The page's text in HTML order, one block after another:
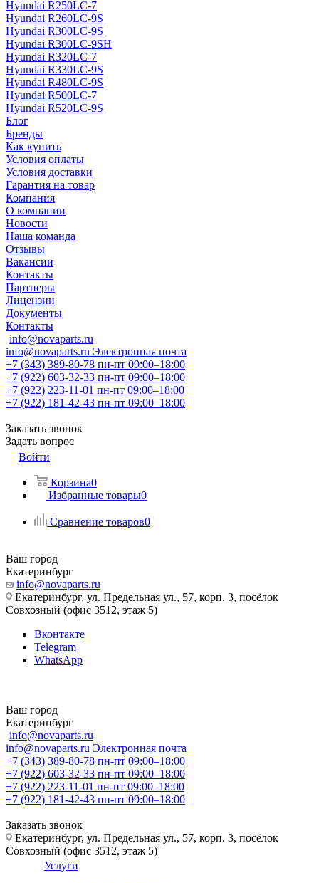
Hyundai R250LC-7
Hyundai R260LC-9S
Hyundai R300LC-9S
Hyundai R300LC-9SH
Hyundai R320LC-7
Hyundai R330LC-9S
Hyundai R480LC-9S
Hyundai R500LC-7
Hyundai R520LC-9S
Блог
Бренды
Как купить
Условия оплаты
Условия доставки
Гарантия на товар
Компания
О компании
Новости
Наша команда
Отзывы
Вакансии
Контакты
Партнеры
Лицензии
Документы
Контакты
info@novaparts.ru
info@novaparts.ru Электронная почта
+7 (343) 389-80-78 пн-пт 09:00–18:00
+7 (922) 603-32-33 пн-пт 09:00–18:00
+7 (922) 223-11-01 пн-пт 09:00–18:00
+7 (922) 181-42-43 пн-пт 09:00–18:00
Заказать звонок
Задать вопрос
Войти
Корзина0
Избранные товары0
Сравнение товаров0
Ваш город
Екатеринбург
info@novaparts.ru
Екатеринбург, ул. Предельная ул., 57, корп. 3, посёлок
Совхозный (офис 3512, этаж 5)
Вконтакте
Telegram
WhatsApp
Ваш город
Екатеринбург
info@novaparts.ru
info@novaparts.ru Электронная почта
+7 (343) 389-80-78 пн-пт 09:00–18:00
+7 (922) 603-32-33 пн-пт 09:00–18:00
+7 (922) 223-11-01 пн-пт 09:00–18:00
+7 (922) 181-42-43 пн-пт 09:00–18:00
Заказать звонок
Екатеринбург, ул. Предельная ул., 57, корп. 3, посёлок
Совхозный (офис 3512, этаж 5)
Услуги